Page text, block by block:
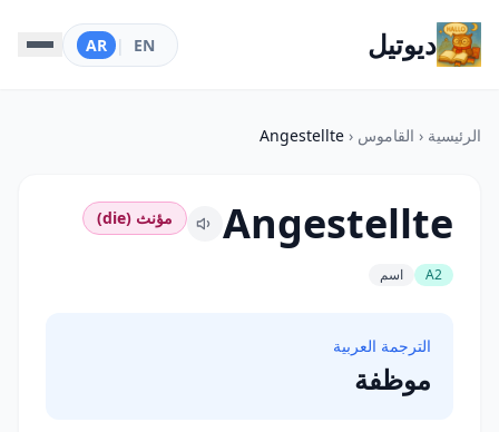
ديوتيل EN
|
AR
الرئيسية ‹ القاموس ‹
Angestellte
Angestellte مؤنث (die)
A2 اسم
الترجمة العربية
موظفة